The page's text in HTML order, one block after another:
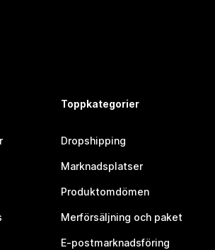
Toppkategorier
Dropshipping
Marknadsplatser
Produktomdömen
Merförsäljning och paket
E-postmarknadsföring